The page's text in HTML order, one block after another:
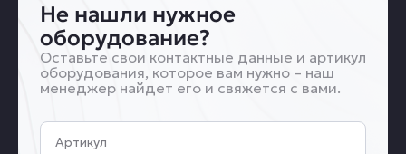
Не нашли нужное
оборудование?
Оставьте свои контактные данные и артикул
оборудования, которое вам нужно – наш
менеджер найдет его и свяжется с вами.
Артикул